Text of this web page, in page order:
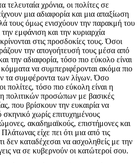
τελευταία χρόνια, οι πολίτες σε
μια αδιαφορία και μια απαξίωση
τους όμως ενισχύουν την παρακμή του
εμφάνιση και την κυριαρχία
στις προσδοκίες τους. Όσοι
την απογοήτευσή τους μέσα από
την αδιαφορία, τόσο πιο εύκολο είναι
κόμματα να συμπεριφέρονται ακόμα πιο
τα συμφέροντα των λίγων. Όσο
πολίτες, τόσο πιο εύκολη είναι η
πολιτικών προσώπων με βασικές
που βρίσκουν την ευκαιρία να
σκηνικό χωρίς επιτυχημένους
ακαδημαϊκούς, επιστήμονες και
είχε πει ότι μια από τις
δεν καταδέχεσαι να ασχοληθείς με την
να σε κυβερνούν οι κατώτεροί σου.